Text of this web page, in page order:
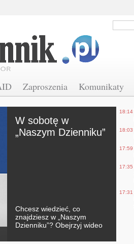
Zaproszenia Komunikaty
W sobotę w
„Naszym Dzienniku”
Chcesz wiedzieć, co
znajdziesz w „Naszym
Dzienniku”? Obejrzyj wideo
18:14
18:03
17:59
17:35
17:31